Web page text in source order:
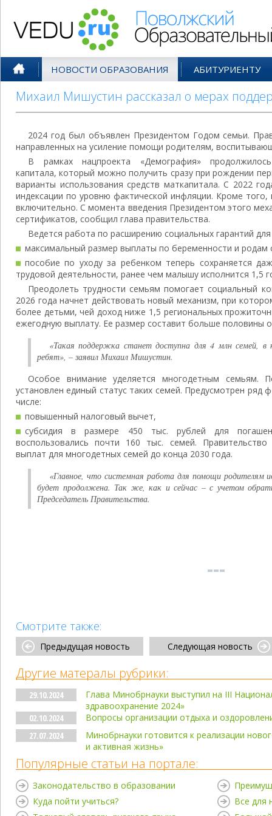
НОВОСТИ ОБРАЗОВАНИЯ АБИТУРИЕНТУ
Михаил Мишустин рассказал о мерах
2024 год был объявлен Президентом Годом семьи.
направленных на усиление помощи родителям,
В рамках нацпроекта «Демография»
капитала, который можно получить сразу при рождении
варианты использования средств маткапитала. С 2022
индексации по уровню фактической инфляции. Кроме
включительно. С момента введения Президентом этого
сертификатов, сообщил глава правительства.
Ведется работа по расширению социальных гарантий
максимальный размер выплаты по беременности и родам
пособие по уходу за ребенком теперь сохраняется
трудовой деятельности, ранее чем малышу исполнится 1,5
Преодолеть трудности семьям помогает социальный
2026 года начнет действовать новый механизм, при
более детьми, чей доход ниже 1,5 региональных
ежегодную выплату. Ее размер составит больше половины
«Такая поддержка станет доступна для 4 млн семей, в
ребят», – заявил Михаил Мишустин.
Особое внимание уделяется многодетным семьям.
установлен единый статус таких семей. Предусмотрен
числе:
повышенный налоговый вычет,
субсидия в размере 450 тыс. рублей для
воспользовались почти 160 тыс. семей. Правительство
выплат для многодетных семей до конца 2030 года.
«Главное, что системная работа для помощи родителям
будет продолжена. Так же, как и сейчас – с учетом
Председатель Правительства.
Смотрите также:
Предыдущая новость Следующая новость
Другие матералы рубрики:
29.10.2024
Глава Минобрнауки выступил на III
здравоохранение 2024»
02.10.2024
Вопросы организации отдыха и
27.07.2024
Минобрнауки готовится к реализации
и активная жизнь»
Популярные статьи на портале:
Законодательство в образовании
Куда пойти учиться?
Все для